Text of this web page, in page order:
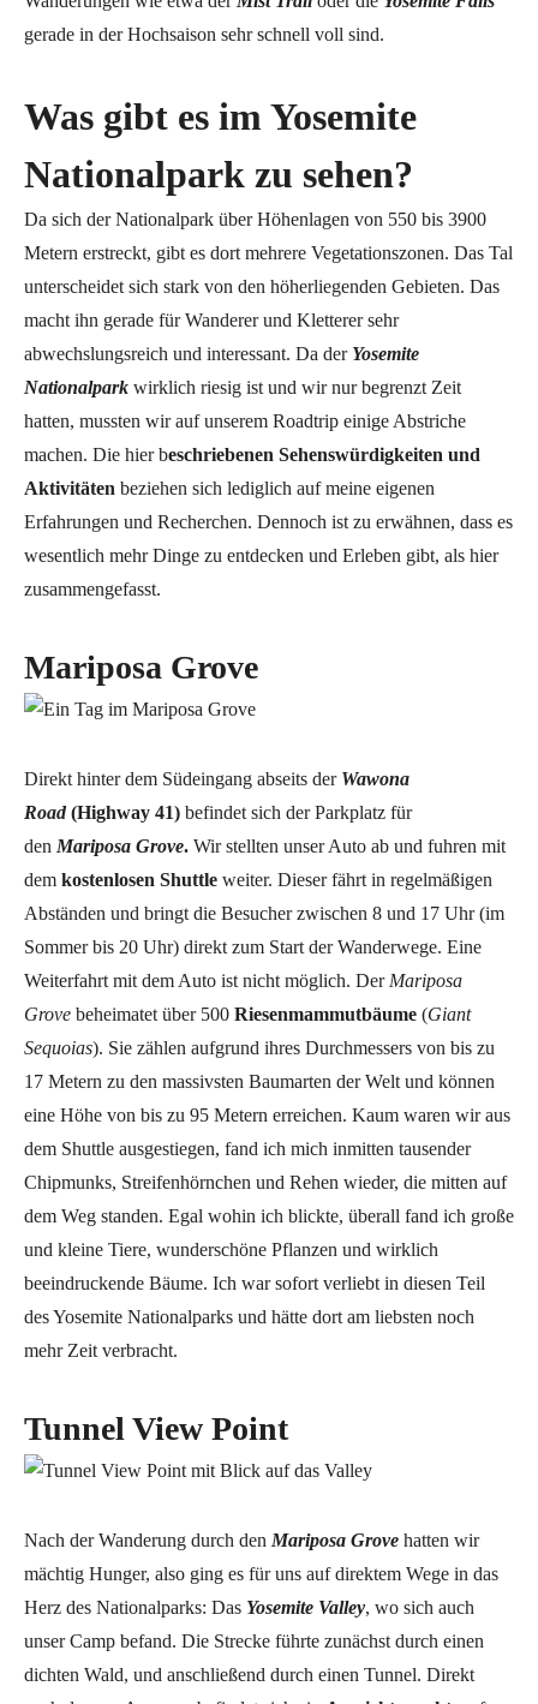
gerade in der Hochsaison sehr schnell voll sind.
Was gibt es im Yosemite
Nationalpark zu sehen?
Da sich der Nationalpark über Höhenlagen von 550 bis 3900
Metern erstreckt, gibt es dort mehrere Vegetationszonen. Das Tal
unterscheidet sich stark von den höherliegenden Gebieten. Das
macht ihn gerade für Wanderer und Kletterer sehr
abwechslungsreich und interessant. Da der Yosemite
Nationalpark wirklich riesig ist und wir nur begrenzt Zeit
hatten, mussten wir auf unserem Roadtrip einige Abstriche
machen. Die hier beschriebenen Sehenswürdigkeiten und
Aktivitäten beziehen sich lediglich auf meine eigenen
Erfahrungen und Recherchen. Dennoch ist zu erwähnen, dass es
wesentlich mehr Dinge zu entdecken und Erleben gibt, als hier
zusammengefasst.
Mariposa Grove
Direkt hinter dem Südeingang abseits der Wawona
Road(Highway 41) befindet sich der Parkplatz für
den Mariposa Grove. Wir stellten unser Auto ab und fuhren mit
dem kostenlosen Shuttle weiter. Dieser fährt in regelmäßigen
Abständen und bringt die Besucher zwischen 8 und 17 Uhr (im
Sommer bis 20 Uhr) direkt zum Start der Wanderwege. Eine
Weiterfahrt mit dem Auto ist nicht möglich. Der Mariposa
Grove beheimatet über 500 Riesenmammutbäume (Giant
Sequoias). Sie zählen aufgrund ihres Durchmessers von bis zu
17 Metern zu den massivsten Baumarten der Welt und können
eine Höhe von bis zu 95 Metern erreichen. Kaum waren wir aus
dem Shuttle ausgestiegen, fand ich mich inmitten tausender
Chipmunks, Streifenhörnchen und Rehen wieder, die mitten auf
dem Weg standen. Egal wohin ich blickte, überall fand ich große
und kleine Tiere, wunderschöne Pflanzen und wirklich
beeindruckende Bäume. Ich war sofort verliebt in diesen Teil
des Yosemite Nationalparks und hätte dort am liebsten noch
mehr Zeit verbracht.
Tunnel View Point
Nach der Wanderung durch den Mariposa Grove hatten wir
mächtig Hunger, also ging es für uns auf direktem Wege in das
Herz des Nationalparks: Das Yosemite Valley, wo sich auch
unser Camp befand. Die Strecke führte zunächst durch einen
dichten Wald, und anschließend durch einen Tunnel. Direkt